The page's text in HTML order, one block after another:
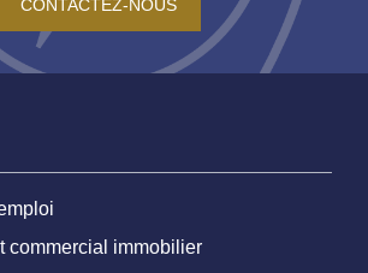
CONTACTEZ-NOUS
commercial immobilier